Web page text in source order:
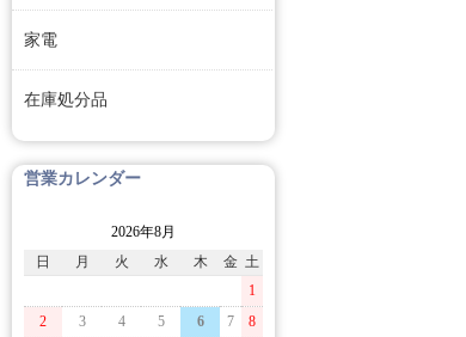
家電
在庫処分品
営業カレンダー
2026年8月
日
月 火 水 木 金 土
1
2
3 4 5 6 7
8